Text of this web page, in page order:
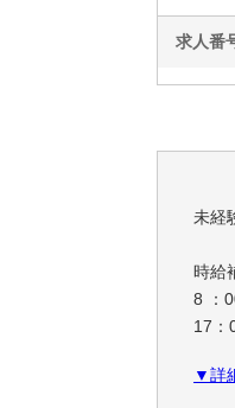
求人番
未経
時給
8 ：
17
☆日
▼詳